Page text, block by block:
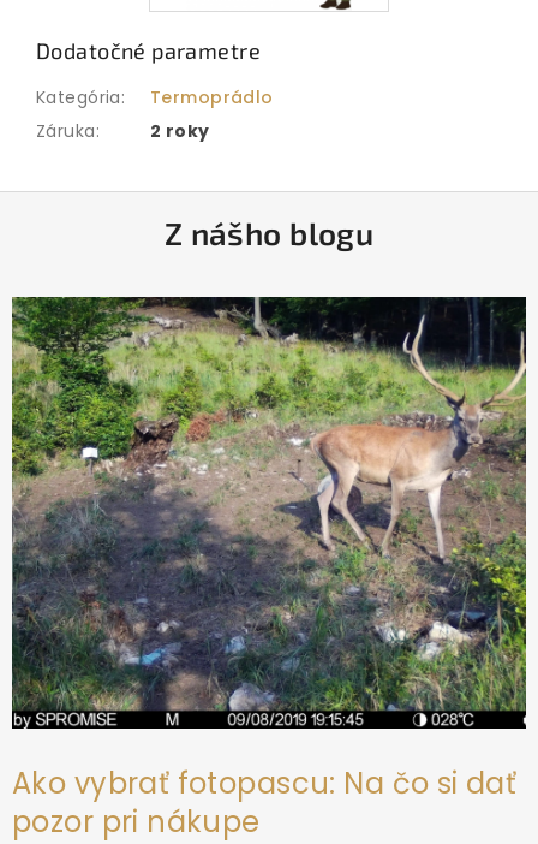
Dodatočné parametre
Kategória:
Termoprádlo
Záruka: 2 roky
ä
e
Z nášho blogu
Ako vybrať fotopascu: Na čo si dať
pozor pri nákupe